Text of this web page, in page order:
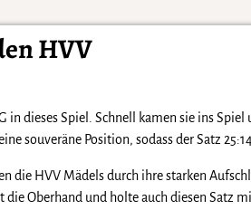
HVV
dieses Spiel. Schnell kamen sie ins Spiel
souveräne Position, sodass der Satz
die HVV Mädels durch ihre starken
Oberhand und holte auch diesen Satz